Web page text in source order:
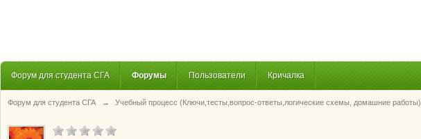
Форум для студента СГА Форумы Пользователи Кричалка
Форум для студента СГА → Учебный процесс (Ключи,тесты,вопрос-ответы,логические схемы, домашние работы)